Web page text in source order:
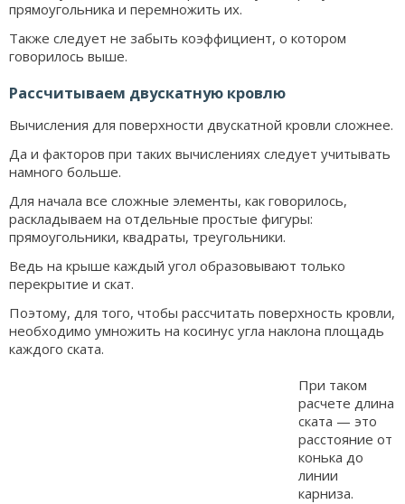
прямоугольника и перемножить их.
Также следует не забыть коэффициент, о котором
говорилось выше.
Рассчитываем двускатную кровлю
Вычисления для поверхности двускатной кровли сложнее.
Да и факторов при таких вычислениях следует учитывать
намного больше.
Для начала все сложные элементы, как говорилось,
раскладываем на отдельные простые фигуры:
прямоугольники, квадраты, треугольники.
Ведь на крыше каждый угол образовывают только
перекрытие и скат.
Поэтому, для того, чтобы рассчитать поверхность кровли,
необходимо умножить на косинус угла наклона площадь
каждого ската.
При таком
расчете длина
ската — это
расстояние от
конька до
линии
карниза.